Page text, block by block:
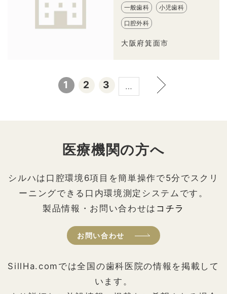
一般歯科 小児歯科
口腔外科
大阪府箕面市
1 2 3 …
医療機関の方へ
シルハは口腔環境6項目を簡単操作で5分でスクリ
ーニングできる口内環境測定システムです。
製品情報・お問い合わせは コチラ
お問い合わせ
SillHa.comでは全国の歯科医院の情報を掲載して
います。